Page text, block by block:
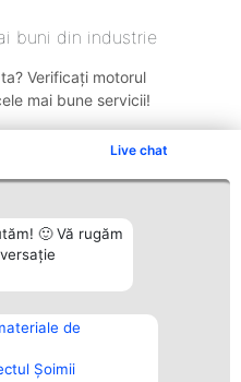
Live chat
🙂 Vă rugăm
de
Șoimii
buni din industrie
Verificați motorul
mai bune servicii!
Contact